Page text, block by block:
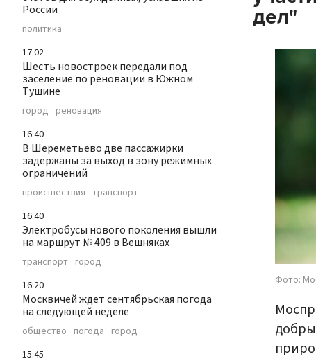
России
политика
17:02
Шесть новостроек передали под
заселение по реновации в Южном
Тушине
город реновация
16:40
В Шереметьево две пассажирки
задержаны за выход в зону режимных
ограничений
происшествия транспорт
16:40
Электробусы нового поколения вышли
на маршрут № 409 в Вешняках
транспорт город
16:20
Москвичей ждет сентябрьская погода
на следующей неделе
общество погода город
15:45
дел"
Фото: